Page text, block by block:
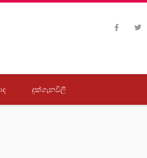
දුක්ගැනවිලි